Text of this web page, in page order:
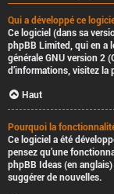
Qui a développé ce
Ce logiciel (dans sa
phpBB Limited , qui en
générale GNU version 2
d’informations, visitez la
Haut
Pourquoi la
Ce logiciel a été
pensez qu’une
phpBB Ideas(en
suggérer de nouvelles.